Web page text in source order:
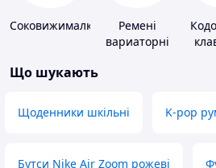
Соковижималки
Ремені
вариаторні
Що шукають
Щоденники шкільні K-pop
Бутси Nike Air Zoom рожеві